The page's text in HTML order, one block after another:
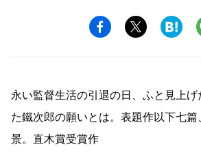
永い監督生活の引退の日、ふと見上げ
た鐵次郎の願いとは。表題作以下七
景。直木賞受賞作